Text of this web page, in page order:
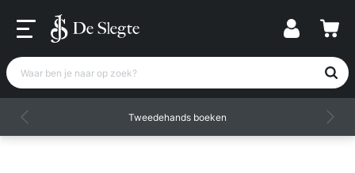
Waar ben je naar op zoek?
Tweedehands boeken